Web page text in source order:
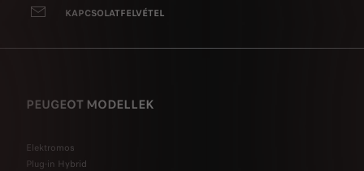
KAPCSOLATFELVÉTEL
PEUGEOT MODELLEK
Elektromos
Plug-in Hybrid